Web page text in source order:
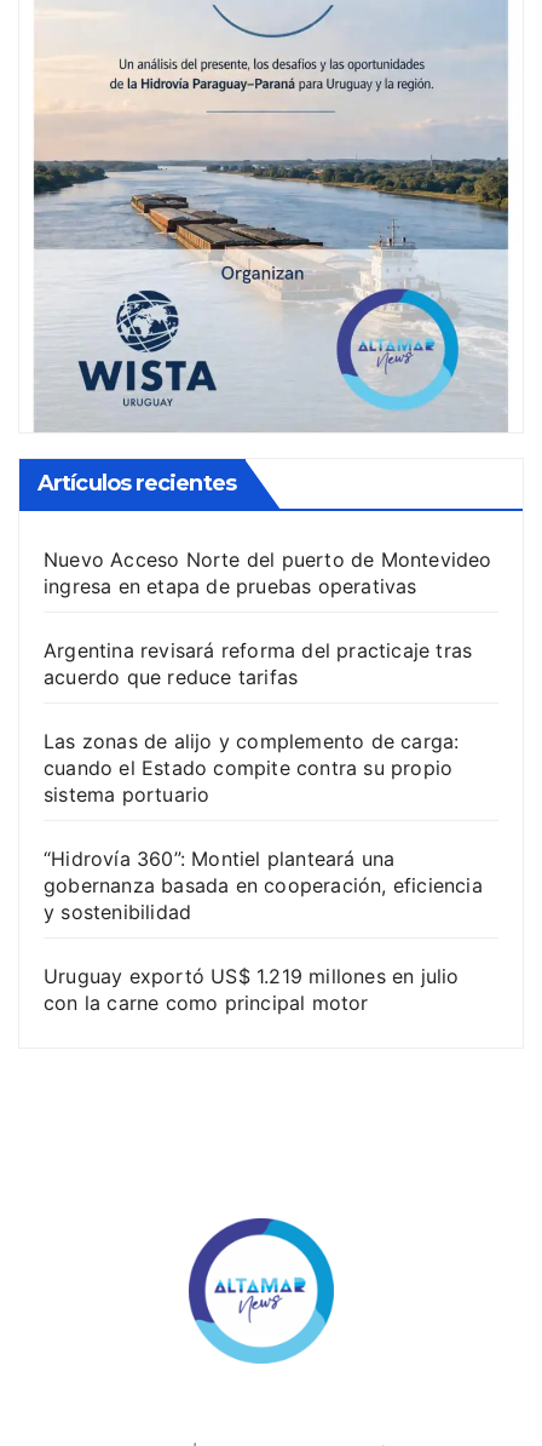
Artículos recientes
Nuevo Acceso Norte del puerto de Montevideo
ingresa en etapa de pruebas operativas
Argentina revisará reforma del practicaje tras
acuerdo que reduce tarifas
Las zonas de alijo y complemento de carga:
cuando el Estado compite contra su propio
sistema portuario
“Hidrovía 360”: Montiel planteará una
gobernanza basada en cooperación, eficiencia
y sostenibilidad
Uruguay exportó US$ 1.219 millones en julio
con la carne como principal motor